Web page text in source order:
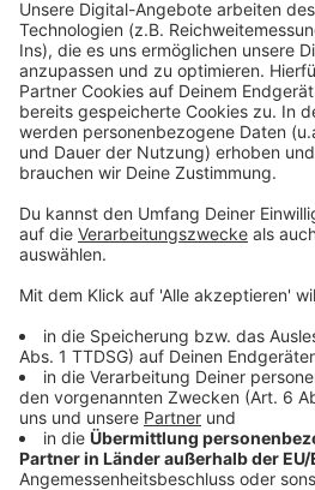
gescheitert ist. Perfekt wären
gewesen, denn dann verschlage
Menschen in Richtung
Zuckerwatte. Trotzdem sei die
gegebenen Wetterverhältnisse
gewesen.
Anzeige
Nachhaltigkeit auf dem
Anzeige
Erstmalig zu Gast war in diesem
Wheel", das seinen eigenen
zieht. So konnte der gesamte